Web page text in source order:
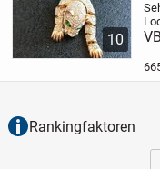
10 VB
Rankingfaktoren